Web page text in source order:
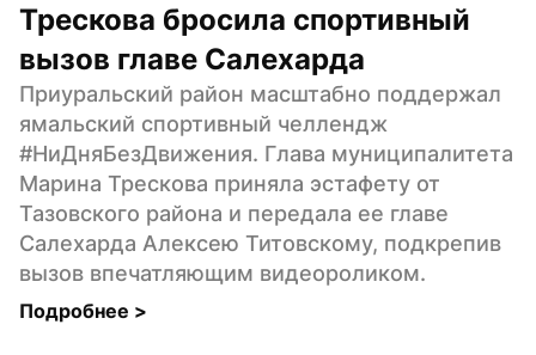
Трескова бросила спортивный
вызов главе Салехарда
Приуральский район масштабно поддержал
ямальский спортивный челлендж
#НиДняБезДвижения. Глава муниципалитета
Марина Трескова приняла эстафету от
Тазовского района и передала ее главе
Салехарда Алексею Титовскому, подкрепив
вызов впечатляющим видеороликом.
Подробнее >